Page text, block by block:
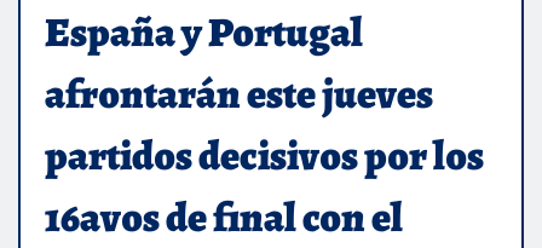
España y Portugal
afrontarán este jueves
partidos decisivos por los
16avos de final con el